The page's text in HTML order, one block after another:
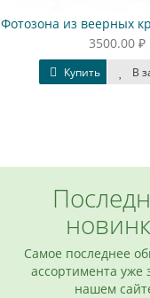
Фотозона из веерных
3500.00 ₽
Купить В
Самое последнее
ассортимента уже
нашем